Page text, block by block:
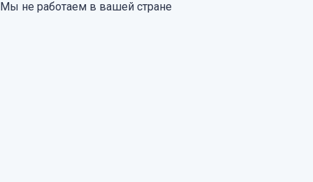
Мы не работаем в вашей стране